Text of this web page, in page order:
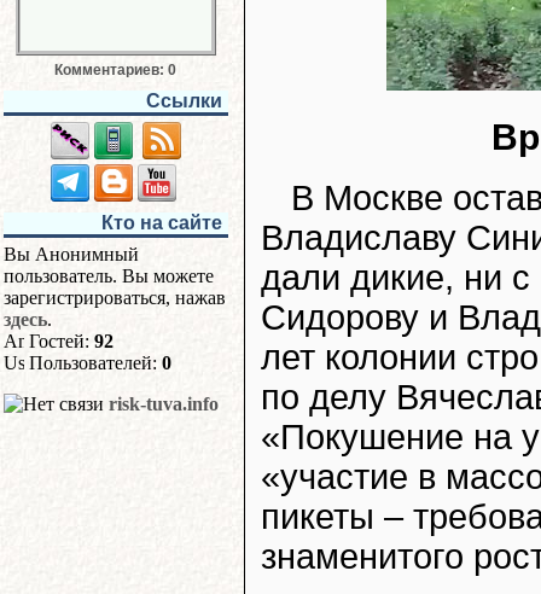
Комментариев: 0
Ссылки
Кто на сайте
Вы Анонимный
пользователь. Вы можете
зарегистрироваться, нажав
здесь.
Гостей: 92
Пользователей: 0
risk-tuva.info
В Москве
Владиславу
дали дикие, ни
Сидорову и
лет колонии
по делу
«Покушение на
«участие в
пикеты –
знаменитого